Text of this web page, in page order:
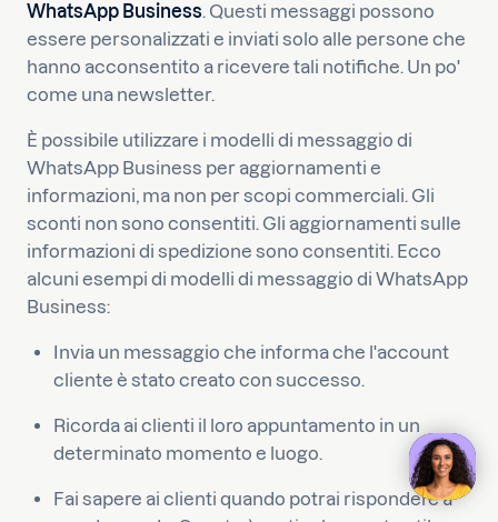
WhatsApp Business. Questi messaggi possono
essere personalizzati e inviati solo alle persone che
hanno acconsentito a ricevere tali notifiche. Un po'
come una newsletter.
È possibile utilizzare i modelli di messaggio di
WhatsApp Business per aggiornamenti e
informazioni, ma non per scopi commerciali. Gli
sconti non sono consentiti. Gli aggiornamenti sulle
informazioni di spedizione sono consentiti. Ecco
alcuni esempi di modelli di messaggio di WhatsApp
Business:
Invia un messaggio che informa che l'account
cliente è stato creato con successo.
Ricorda ai clienti il loro appuntamento in un
determinato momento e luogo.
Fai sapere ai clienti quando potrai rispondere a